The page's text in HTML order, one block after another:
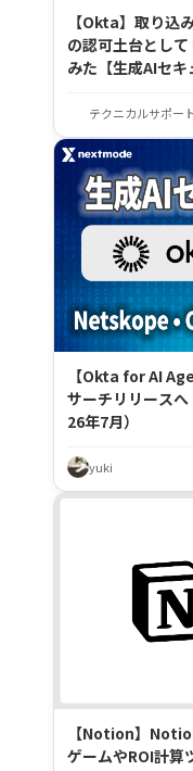
【Okta】取り込
の認可土台とし
みた【生成AIセキ
テクニカルサポー
【Okta for AI
サーチリリース
26年7月）
yuki
【Notion】
ゲームやROI計算